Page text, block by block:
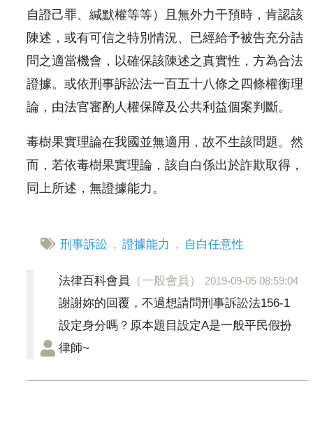
自證己罪、緘默權等等）且無外力干預時，肯認該
陳述，或有可信之特別情況、已經給予被告充分詰
問之適當機會，以確保該陳述之真實性，方為合法
證據。或依刑事訴訟法一百五十八條之四條權衡理
論，由法官審酌人權保障及公共利益個案判斷。
毒樹果實理論在我國並無適用，故不生該問題。然
而，若依毒樹果實理論，該自白係出於詐欺取得，
同上所述，無證據能力。
刑事訴訟 ， 證據能力 ， 自白任意性
法律百科會員 （一般會員） 2019-09-05 08:59:04
謝謝妳的回覆，不過想請問刑事訴訟法156-1
設定身分嗎？原本題目設定A是一般平民假扮
律師~